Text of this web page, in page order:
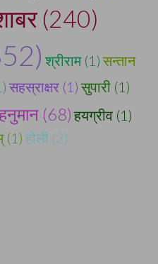
(240)
श्रीराम (1) सन्तान
सहस्राक्षर (1) सुपारी (1)
(68) हयग्रीव (1)
(1) होली (2)